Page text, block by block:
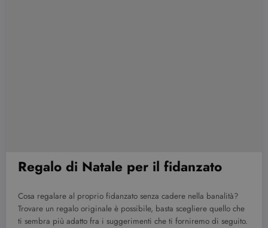
Regalo di Natale per il fidanzato
Cosa regalare al proprio fidanzato senza cadere nella banalità?
Trovare un regalo originale è possibile, basta scegliere quello che
ti sembra più adatto fra i suggerimenti che ti forniremo di seguito.